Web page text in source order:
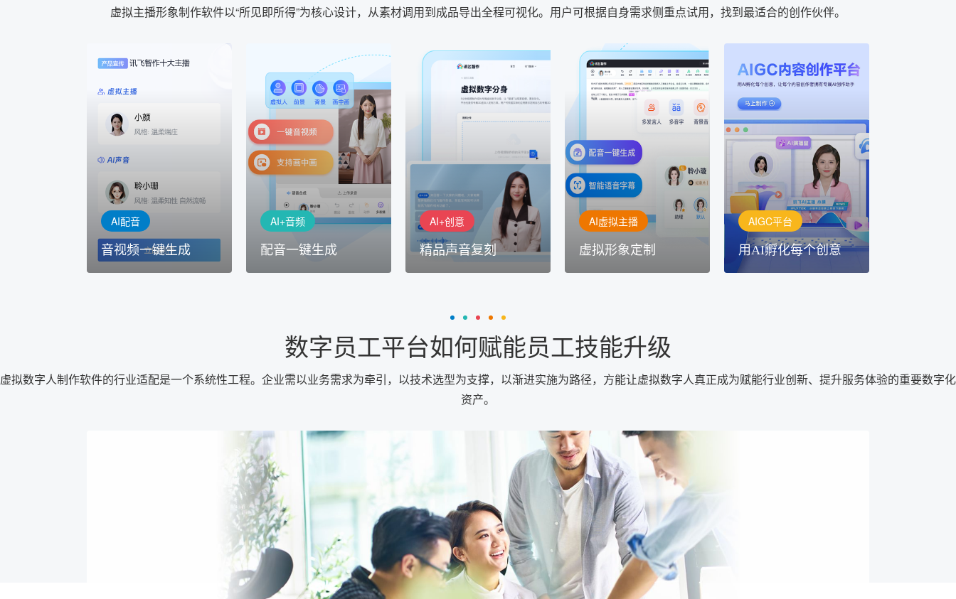
虚拟主播形象制作软件以“所见即所得”为核心设计，从素材调用到成品导出全程可视化。用户可根据自身需求侧重点试用，找到最适合的创作伙伴。
AI配音
音视频一键生成
音视频一键生成
AI+视频：在虚拟"AI演播
键完成音、视频作品的输出
AI+音频
配音一键生成
AI+音频
配音一键生成
AI+音频：基于全球领先的
TTS能力打造的AI音频制作
工具，输入文本、选择发音
人即可一键生成专业音频
AI+创意
精品声音复刻
AI+创意
精品声音复刻
AI+创意：AIGC 能力集中展
示窗口，体验 AIGC 给生活
AI虚拟主播
虚拟形象定制
虚拟形象定制
讯飞智作：让每一个内容创
作者高效生产灵活定制
AIGC平台
用AI孵化每个创意
AIGC平台
用AI孵化每个创意
讯飞AIGC平台：让每个创
作者都拥有自己的专注AI创
作助手
数字员工平台如何赋能员工技能升级
虚拟数字人制作软件的行业适配是一个系统性工程。企业需以业务需求为牵引，以技术选型为支撑，以渐进实施为路径，方能让虚拟数字人真正成为赋能行业创新、提升服务体验的重要数字化
资产。